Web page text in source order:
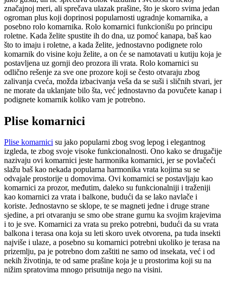
značajnoj meri, ali sprečava ulazak prašine, što je skoro svima jedan
ogroman plus koji doprinosi popularnosti ugradnje komarnika, a
posebno rolo komarnika. Rolo komarnici funkcionišu po principu
roletne. Kada želite spustite ih do dna, uz pomoć kanapa, baš kao
što to imaju i roletne, a kada želite, jednostavno podignete rolo
komarnik do visine koju želite, a on će se namotavati u kutiju koja je
postavljena uz gornji deo prozora ili vrata. Rolo komarnici su
odlično rešenje za sve one prozore koji se često otvaraju zbog
zalivanja cveća, možda izbacivanja veša da se suši i sličnih stvari, jer
ne morate da uklanjate bilo šta, već jednostavno da povučete kanap i
podignete komarnik koliko vam je potrebno.
Plise komarnici
Plise komarnici su jako popularni zbog svog lepog i elegantnog
izgleda, te zbog svoje visoke funkcionalnosti. Ono kako se drugačije
nazivaju ovi komarnici jeste harmonika komarnici, jer se povlačeći
slažu baš kao nekada popularna harmonika vrata kojima su se
odvajale prostorije u domovima. Ovi komarnici se postavljaju kao
komarnici za prozor, međutim, daleko su funkcionalniji i traženiji
kao komarnici za vrata i balkone, budući da se lako navlače i
koriste. Jednostavno se sklope, te se magneti jedne i druge strane
sjedine, a pri otvaranju se smo obe strane gurnu ka svojim krajevima
i to je sve. Komarnici za vrata su preko potrebni, budući da su vrata
balkona i terasa ona koja su leti skoro uvek otvorena, pa tuda insekti
najviše i ulaze, a posebno su komarnici potrebni ukoliko je terasa na
prizemlju, pa je potrebno dom zaštiti ne samo od insekata, već i od
nekih životinja, te od same prašine koja je u prostorima koji su na
nižim spratovima mnogo prisutnija nego na visini.